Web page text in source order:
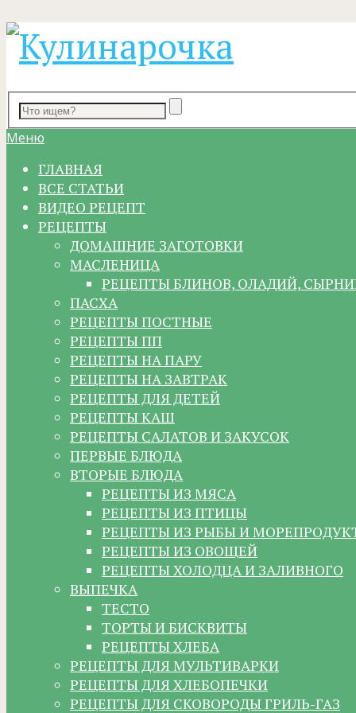
Меню
ГЛАВНАЯ
ВСЕ СТАТЬИ
ВИДЕО РЕЦЕПТ
РЕЦЕПТЫ
ДОМАШНИЕ ЗАГОТОВКИ
МАСЛЕНИЦА
РЕЦЕПТЫ БЛИНОВ, ОЛАДИЙ,
ПАСХА
РЕЦЕПТЫ ПОСТНЫЕ
РЕЦЕПТЫ ПП
РЕЦЕПТЫ НА ПАРУ
РЕЦЕПТЫ НА ЗАВТРАК
РЕЦЕПТЫ ДЛЯ ДЕТЕЙ
РЕЦЕПТЫ КАШ
РЕЦЕПТЫ САЛАТОВ И ЗАКУСОК
ПЕРВЫЕ БЛЮДА
ВТОРЫЕ БЛЮДА
РЕЦЕПТЫ ИЗ МЯСА
РЕЦЕПТЫ ИЗ ПТИЦЫ
РЕЦЕПТЫ ИЗ РЫБЫ И
РЕЦЕПТЫ ИЗ ОВОЩЕЙ
РЕЦЕПТЫ ХОЛОДЦА И ЗАЛИВНОГО
ВЫПЕЧКА
ТЕСТО
ТОРТЫ И БИСКВИТЫ
РЕЦЕПТЫ ХЛЕБА
РЕЦЕПТЫ ДЛЯ МУЛЬТИВАРКИ
РЕЦЕПТЫ ДЛЯ ХЛЕБОПЕЧКИ
РЕЦЕПТЫ ДЛЯ СКОВОРОДЫ ГРИЛЬ-ГАЗ